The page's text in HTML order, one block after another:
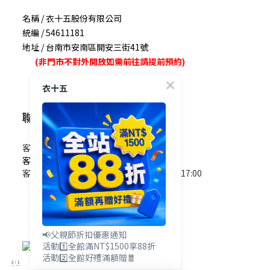
名稱 / 衣十五股份有限公司
統編 / 54611181
地址 / 台南市安南區開安三街41號
(非門市不對外開放如需前往請提前預約)
聯絡我們
客服電話 / 0965-825-178
客服信箱 / service@e15.com.tw
客服時間 / 週一至週五09:00~12:00/13:00~17:00
(國定假日除外)
衣十五
📢父親節折扣優惠通知
活動1️⃣全館滿NT$1500享88折
活動2️⃣全館好禮滿額贈🧧